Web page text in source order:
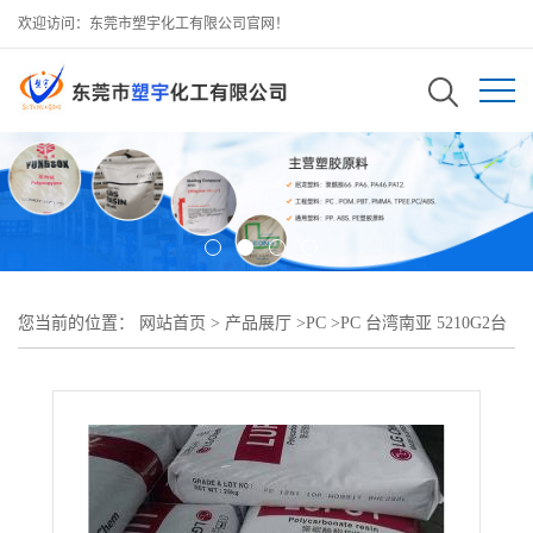
欢迎访问：东莞市塑宇化工有限公司官网！
您当前的位置： 网站首页 > 产品展厅 >PC >PC 台湾南亚 5210G2台